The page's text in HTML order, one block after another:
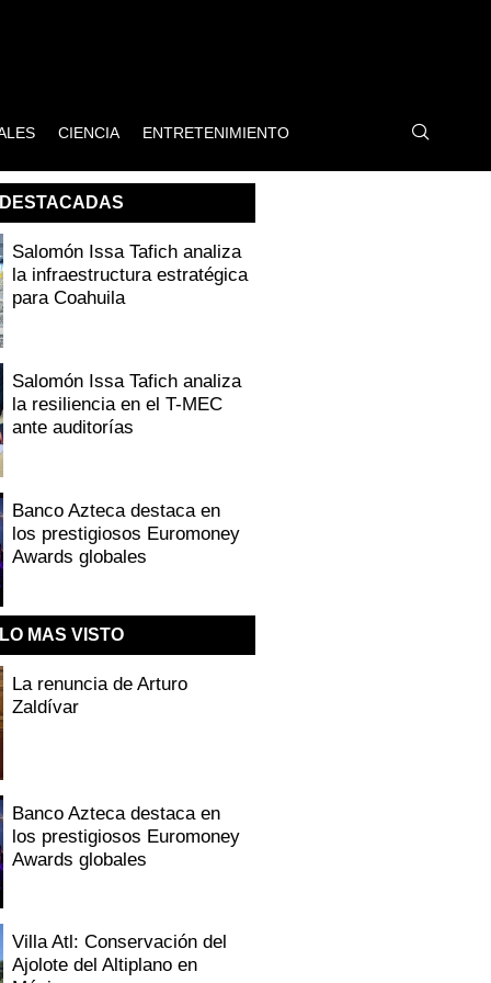
CIENCIA ENTRETENIMIENTO
DESTACADAS
Salomón Issa Tafich analiza
la infraestructura estratégica
para Coahuila
Salomón Issa Tafich analiza
la resiliencia en el T-MEC
ante auditorías
Banco Azteca destaca en
los prestigiosos Euromoney
Awards globales
LO MAS VISTO
La renuncia de Arturo
Zaldívar
Banco Azteca destaca en
los prestigiosos Euromoney
Awards globales
Villa Atl: Conservación del
Ajolote del Altiplano en